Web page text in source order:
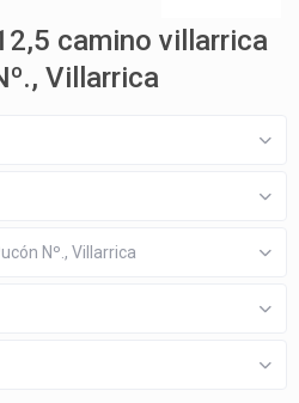
camino villarrica
Villarrica
Nº., Villarrica